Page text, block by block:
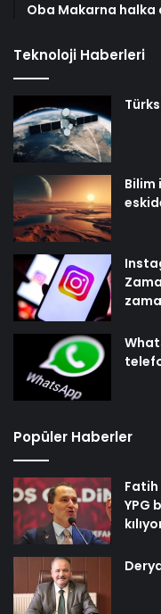
Oba Makarna halka
Teknoloji Haberleri
Bilim
Popüler Haberler
Fatih
YPG